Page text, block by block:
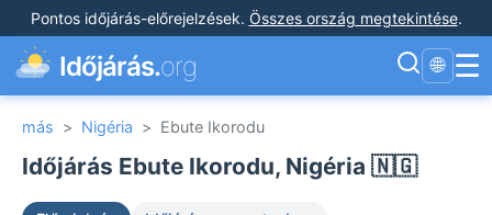
Pontos időjárás-előrejelzések. Összes ország megtekintése.
Időjárás.org 🌐 ☰
más > Nigéria > Ebute Ikorodu
Időjárás Ebute Ikorodu, Nigéria 🇳🇬